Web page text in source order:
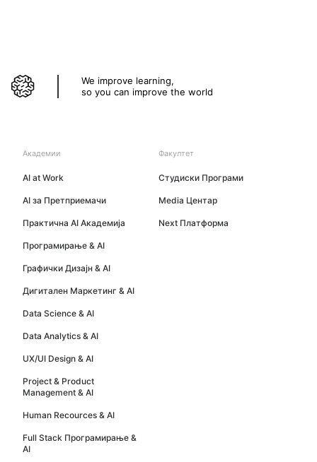
We improve learning,
so you can improve the world
Академии
AI at Work
AI за Претприемачи
Практична AI Академија
Програмирање & AI
Графички Дизајн & AI
Дигитален Маркетинг & AI
Data Science & AI
Data Analytics & AI
UX/UI Design & AI
Project & Product
Management & AI
Human Recources & AI
Full Stack Програмирање &
AI
Факултет
Студиски Програми
Media Центар
Next Платформа